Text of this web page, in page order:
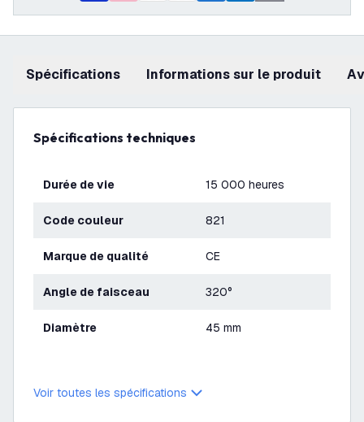
Spécifications Informations sur le produit
Spécifications techniques
Durée de vie 15 000 heures
Code couleur 821
Marque de qualité CE
Angle de faisceau 320°
Diamètre 45 mm
Voir toutes les spécifications